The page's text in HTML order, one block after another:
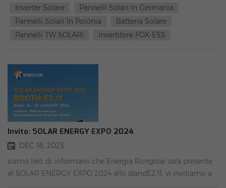
Varsavia, Polonia☀ DISPONIBILE ☀#Livello 1
#PannelliSolari#RAEE✅ #TW pannelli solari:TW405MAP-108-
C54/Nshtb+(vetro completamente nero/vetro)✅ #Ibrido
inverterSOLE 5K/6K/8K/10K/12K✅ #DEYE batteriaRW-M6.1SE-
G5.1ProAI-W5.1NUOVA ARRIVO @FOX ESS!Recentemente
sono arrivati i prodotti FOX ESS, un produttore professionale
di inverter e sistemi di accumulo di energia!✅#VOLPE-
ESSInvertitore ibrido: 8K/10K/12KBatteria ad alta tensione:
E-2-W/A022KP1-E-2-W✅ #ACe cavi CC✅ #Sistemi di
montaggio✅#APSystems 800WFare clic sul nostro sito Web
ufficiale per ulteriori informazioni sul
Inverter Solare
Pannelli Solari In Germania
Pannelli Solari In Polonia
Batteria Solare
Pannelli TW SOLARI
Invertitore FOX-ESS
Invito: SOLAR ENERGY EXPO 2024
DEC 18, 2023
siamo lieti di informarvi che Energia Rongstar sarà presente
al SOLAR ENERGY EXPO 2024 allo standE2.11, vi invitiamo a